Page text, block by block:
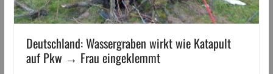
Deutschland: Wassergraben wirkt wie Katapult
auf Pkw → Frau eingeklemmt